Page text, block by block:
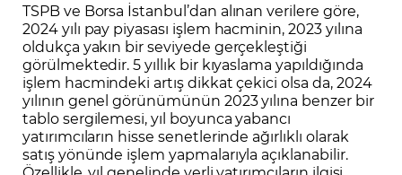
TSPB ve Borsa İstanbul’dan alınan verilere göre,
2024 yılı pay piyasası işlem hacminin, 2023 yılına
oldukça yakın bir seviyede gerçekleştiği
görülmektedir. 5 yıllık bir kıyaslama yapıldığında
işlem hacmindeki artış dikkat çekici olsa da, 2024
yılının genel görünümünün 2023 yılına benzer bir
tablo sergilemesi, yıl boyunca yabancı
yatırımcıların hisse senetlerinde ağırlıklı olarak
satış yönünde işlem yapmalarıyla açıklanabilir.